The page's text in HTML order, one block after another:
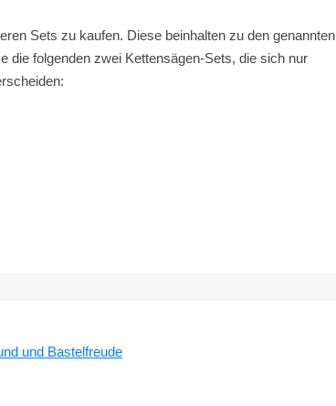
Sets zu kaufen. Diese beinhalten zu den genannten
folgenden zwei Kettensägen-Sets, die sich nur
und Bastelfreude